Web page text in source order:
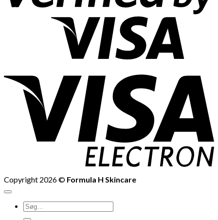
Copyright 2026 © Formula H Skincare
Søg
efter: